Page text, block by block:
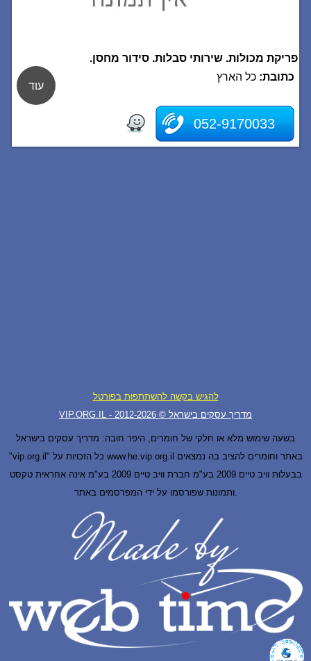
פריקת מכולות. שירותי סבלות. סידור מחסן.
כתובת: כל הארץ
052-9170033
עוד
להגיש בקשה להשתתפות בפורטל
VIP.ORG.IL - מדריך עסקים בישראל © 2012- 2026
בשעה שימוש מלא או חלקי של חומרים, היפר חובה: מדריך עסקים בישראל
"vip.org.il" כל הזכויות על www.he.vip.org.il באתר וחומרים להציב בה נמצאים
בבעלות וויב טיים 2009 בע"מ חברת וויב טיים 2009 בע"מ אינה אחראית טקסט
ותמונות שפורסמו על ידי המפרסמים באתר.